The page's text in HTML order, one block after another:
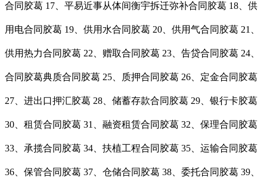
合同胶葛 17、平易近事从体间衡宇拆迁弥补合同胶葛 18、供
用电合同胶葛 19、供用水合同胶葛 20、供用气合同胶葛 21、
供用热力合同胶葛 22、赠取合同胶葛 23、告贷合同胶葛 24、
合同胶葛典质合同胶葛 25、质押合同胶葛 26、定金合同胶葛
27、进出口押汇胶葛 28、储蓄存款合同胶葛 29、银行卡胶葛
30、租赁合同胶葛 31、融资租赁合同胶葛 32、保理合同胶葛
33、承揽合同胶葛 34、扶植工程合同胶葛 35、运输合同胶葛
36、保管合同胶葛 37、仓储合同胶葛 38、委托合同胶葛 39、